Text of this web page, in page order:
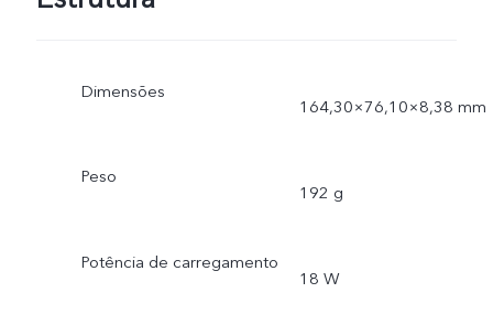
Dimensões
164,30×76,10×8,38 mm
Peso
192 g
Potência de carregamento
18 W